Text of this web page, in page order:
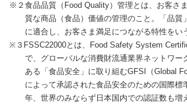
※２食品品質（Food Quality）管理とは、お客さ
質な商品（食品）価値の管理のこと。「品質
に適合し、お客さま満足につながる特性をい
※３FSSC22000とは、Food Safety System
で、グローバルな消費財流通業界ネットワー
ある「食品安全」に取り組むGFSI（Global
によって承認された食品安全のための国際標
年、世界のみならず日本国内での認証数も増